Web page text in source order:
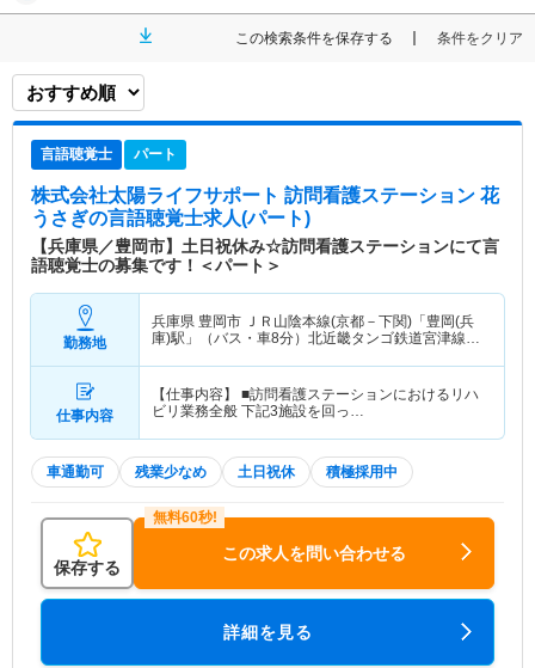
この検索条件を保存する 条件をクリア
言語聴覚士 パート
株式会社太陽ライフサポート 訪問看護ステーション 花
うさぎの言語聴覚士求人(パート)
【兵庫県／豊岡市】土日祝休み☆訪問看護ステーションにて言
語聴覚士の募集です！＜パート＞
勤務地
兵庫県 豊岡市 ＪＲ山陰本線(京都－下関)「豊岡(兵
庫)駅」（バス・車8分）北近畿タンゴ鉄道宮津線
仕事内容
【仕事内容】 ■訪問看護ステーションにおけるリハ
ビリ業務全般 下記3施設を回っ…
車通勤可 残業少なめ 土日祝休 積極採用中
保存する
この求人を問い合わせる
詳細を見る